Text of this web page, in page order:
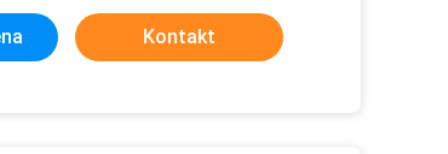
Kontakt